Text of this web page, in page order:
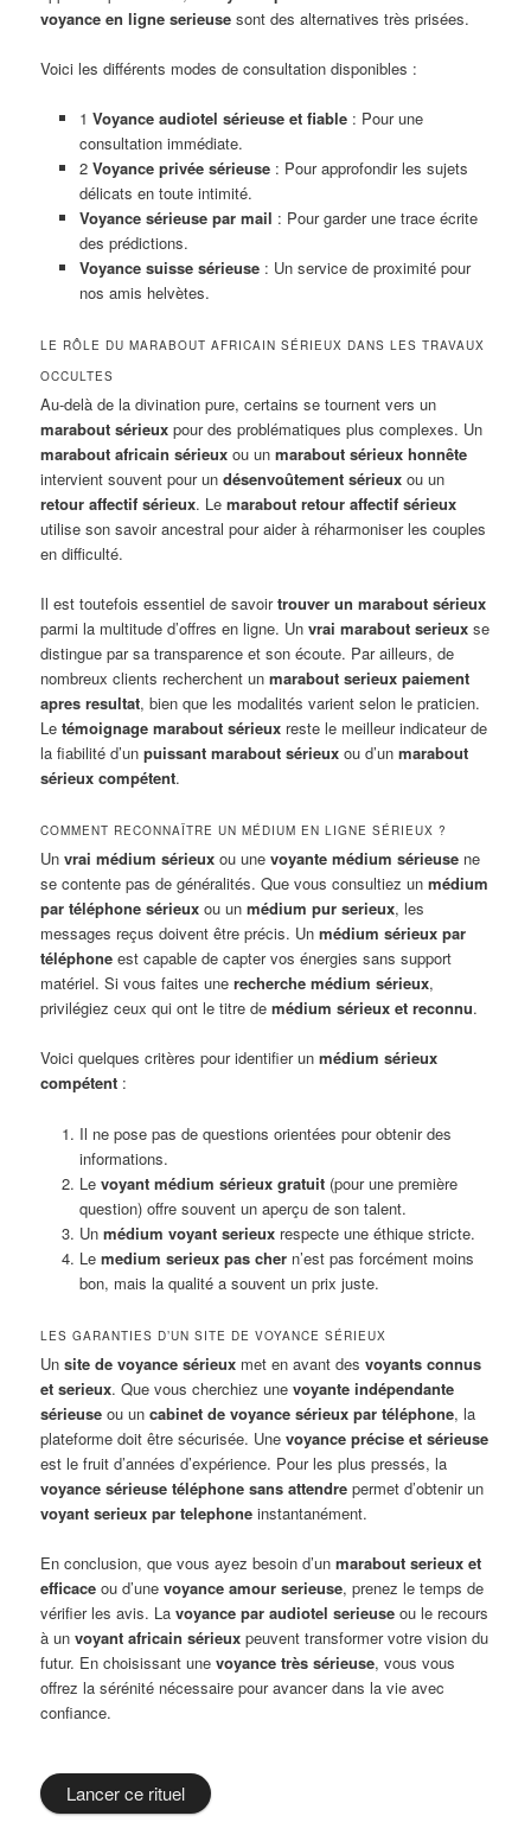
voyance en ligne serieuse sont des alternatives très prisées.
Voici les différents modes de consultation disponibles :
1 Voyance audiotel sérieuse et fiable: Pour une
consultation immédiate.
2 Voyance privée sérieuse: Pour approfondir les sujets
délicats en toute intimité.
Voyance sérieuse par mail : Pour garder une trace écrite
des prédictions.
Voyance suisse sérieuse: Un service de proximité pour
nos amis helvètes.
LE RÔLE DU MARABOUT AFRICAIN SÉRIEUX DANS LES TRAVAUX
OCCULTES
Au-delà de la divination pure, certains se tournent vers un
marabout sérieux pour des problématiques plus complexes. Un
marabout africain sérieux ou unmarabout sérieux honnête
intervient souvent pour undésenvoûtement sérieux ou un
retour affectif sérieux. Lemarabout retour affectif sérieux
utilise son savoir ancestral pour aider à réharmoniser les couples
en difficulté.
Il est toutefois essentiel de savoirtrouver un marabout sérieux
parmi la multitude d’offres en ligne. Unvrai marabout serieux se
distingue par sa transparence et son écoute. Par ailleurs, de
nombreux clients recherchent unmarabout serieux paiement
apres resultat, bien que les modalités varient selon le praticien.
Letémoignage marabout sérieux reste le meilleur indicateur de
la fiabilité d’unpuissant marabout sérieux ou d’unmarabout
sérieux compétent.
COMMENT RECONNAÎTRE UN MÉDIUM EN LIGNE SÉRIEUX ?
Unvrai médium sérieux ou unevoyante médium sérieuse ne
se contente pas de généralités. Que vous consultiez unmédium
par téléphone sérieux ou unmédium pur serieux, les
messages reçus doivent être précis. Unmédium sérieux par
téléphone est capable de capter vos énergies sans support
matériel. Si vous faites unerecherche médium sérieux,
privilégiez ceux qui ont le titre demédium sérieux et reconnu.
Voici quelques critères pour identifier unmédium sérieux
compétent :
Il ne pose pas de questions orientées pour obtenir des
informations.
Le voyant médium sérieux gratuit(pour une première
question) offre souvent un aperçu de son talent.
Un médium voyant serieuxrespecte une éthique stricte.
Le medium serieux pas chern’est pas forcément moins
bon, mais la qualité a souvent un prix juste.
LES GARANTIES D’UN SITE DE VOYANCE SÉRIEUX
Unsite de voyance sérieux met en avant desvoyants connus
et serieux. Que vous cherchiez unevoyante indépendante
sérieuse ou uncabinet de voyance sérieux par téléphone, la
plateforme doit être sécurisée. Unevoyance précise et sérieuse
est le fruit d’années d’expérience. Pour les plus pressés, la
voyance sérieuse téléphone sans attendre permet d’obtenir un
voyant serieux par telephone instantanément.
En conclusion, que vous ayez besoin d’unmarabout serieux et
efficace ou d’unevoyance amour serieuse, prenez le temps de
vérifier les avis. Lavoyance par audiotel serieuse ou le recours
à unvoyant africain sérieux peuvent transformer votre vision du
futur. En choisissant unevoyance très sérieuse, vous vous
offrez la sérénité nécessaire pour avancer dans la vie avec
confiance.
Lancer ce rituel